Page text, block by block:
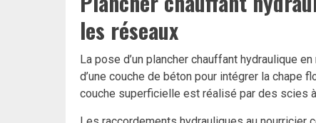
les réseaux
La pose d’un plancher chauffant hydraulique
d’une couche de béton pour intégrer la chape
couche superficielle est réalisé par des scies